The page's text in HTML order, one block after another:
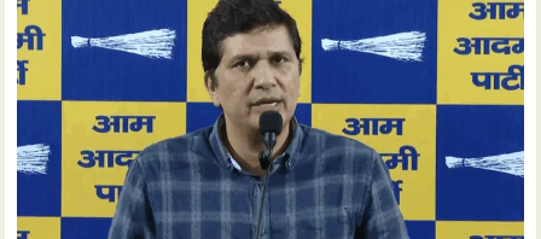
e
n